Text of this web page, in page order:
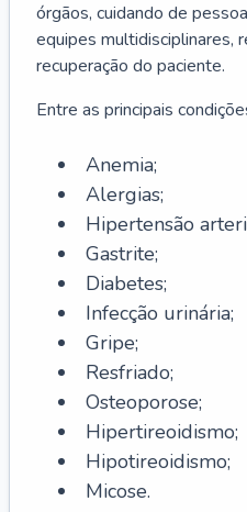
órgãos, cuidando de
equipes multidisciplinares,
recuperação do paciente.
Entre as principais
Anemia;
Alergias;
Hipertensão
Gastrite;
Diabetes;
Infecção urinária;
Gripe;
Resfriado;
Osteoporose;
Hipertireoidismo;
Hipotireoidismo;
Micose.